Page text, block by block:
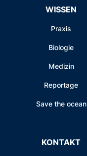
WISSEN
Praxis
Biologie
Medizin
Reportage
Save the ocean
KONTAKT